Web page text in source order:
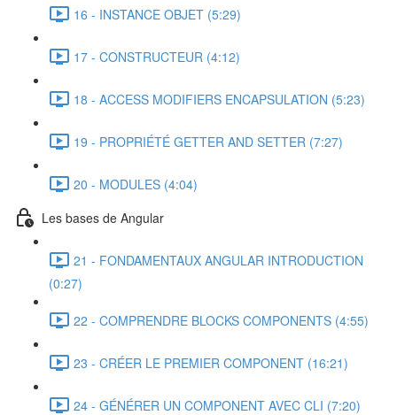
16 - INSTANCE OBJET (5:29)
17 - CONSTRUCTEUR (4:12)
18 - ACCESS MODIFIERS ENCAPSULATION (5:23)
19 - PROPRIÉTÉ GETTER AND SETTER (7:27)
20 - MODULES (4:04)
Les bases de Angular
21 - FONDAMENTAUX ANGULAR INTRODUCTION
(0:27)
22 - COMPRENDRE BLOCKS COMPONENTS (4:55)
23 - CRÉER LE PREMIER COMPONENT (16:21)
24 - GÉNÉRER UN COMPONENT AVEC CLI (7:20)